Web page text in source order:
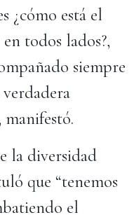
¿cómo está el
todos lados?,
siempre
la diversidad
que “tenemos
el